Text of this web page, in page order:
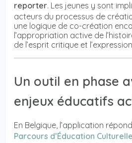
reporter. Les jeunes y sont
acteurs du processus de
une logique de co-création
l’appropriation active de
de l’esprit critique et
Un outil en phase
enjeux éducatifs
En Belgique, l’application
Parcours d’Éducation